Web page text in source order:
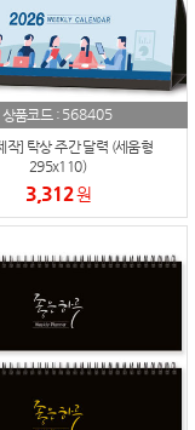
상품코드 : 568405
작] 탁상 주간 달력 (세움형
295x110)
3,312원